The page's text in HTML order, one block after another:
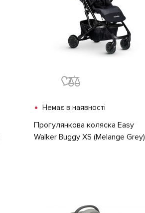
• Немає в наявності
Прогулянкова коляска Easy
Walker Buggy XS (Melange Grey)